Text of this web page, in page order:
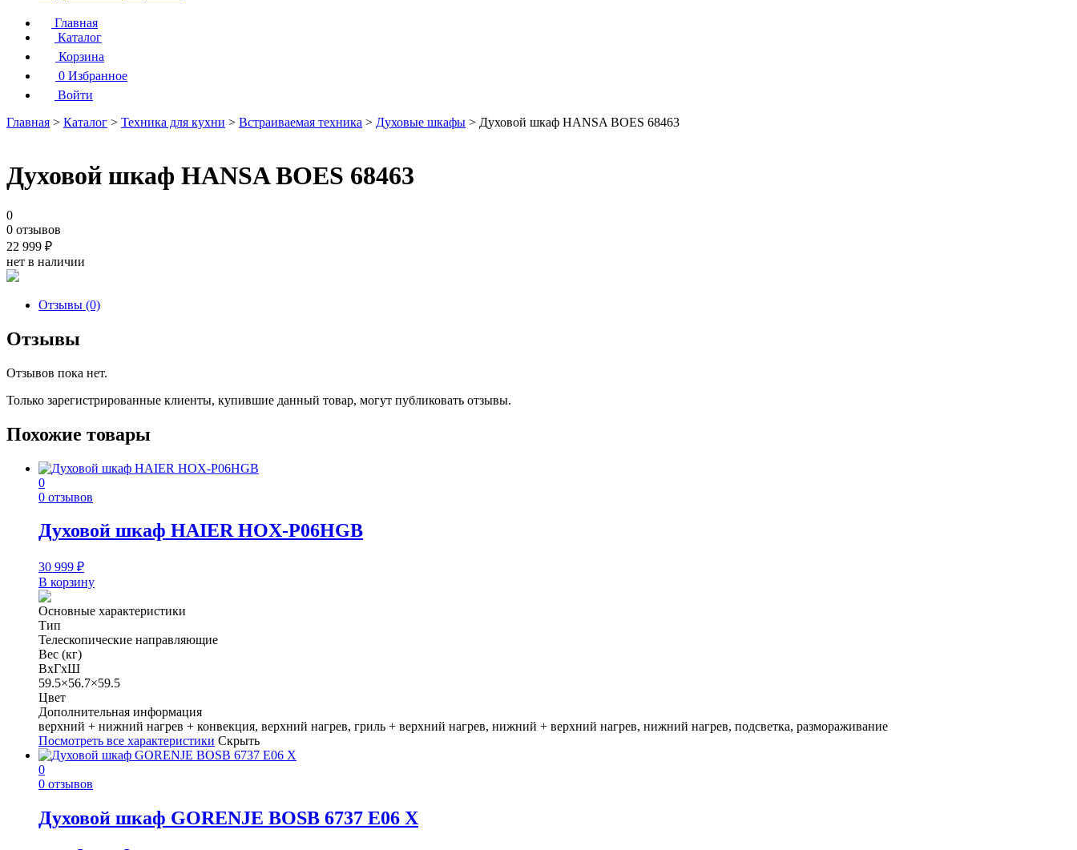
Главная
Каталог
Корзина
0 Избранное
Войти
Главная > Каталог > Техника для кухни > Встраиваемая техника > Духовые шкафы > Духовой шкаф HANSA BOES 68463
Духовой шкаф HANSA BOES 68463
0
0 отзывов
22 999 ₽
нет в наличии
Отзывы (0)
Отзывы
Отзывов пока нет.
Только зарегистрированные клиенты, купившие данный товар, могут публиковать отзывы.
Похожие товары
0
0 отзывов
Духовой шкаф HAIER HOX-P06HGB
30 999 ₽
В корзину
Основные характеристики
Тип
Телескопические направляющие
Вес (кг)
ВхГхШ
59.5×56.7×59.5
Цвет
Дополнительная информация
верхний + нижний нагрев + конвекция, верхний нагрев, гриль + верхний нагрев, нижний + верхний нагрев, нижний нагрев, подсветка, размораживание
Посмотреть все характеристики Скрыть
0
0 отзывов
Духовой шкаф GORENJE BOSB 6737 E06 X